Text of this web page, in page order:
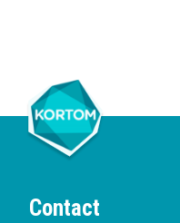
Contact